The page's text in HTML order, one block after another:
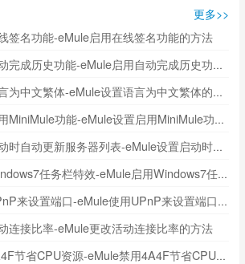
更多>>
签名功能-eMule启用在线签名功能的方法
eMule怎么启用自动完成历史功能-eMule启用自动完成历史功能的方法
eMule怎么设置语言为中文繁体-eMule设置语言为中文繁体的方法
eMule怎么设置启用MiniMule功能-eMule设置启用MiniMule功能的方法
eMule怎么设置启动时自动更新服务器列表-eMule设置启动时自动更新服务器列表的方法
eMule怎么启用Windows7任务栏特效-eMule启用Windows7任务栏特效的方法
eMule怎么使用UPnP来设置端口-eMule使用UPnP来设置端口的方法
连接比率-eMule更改活动连接比率的方法
eMule怎么禁用4A4F节省CPU资源-eMule禁用4A4F节省CPU资源的方法